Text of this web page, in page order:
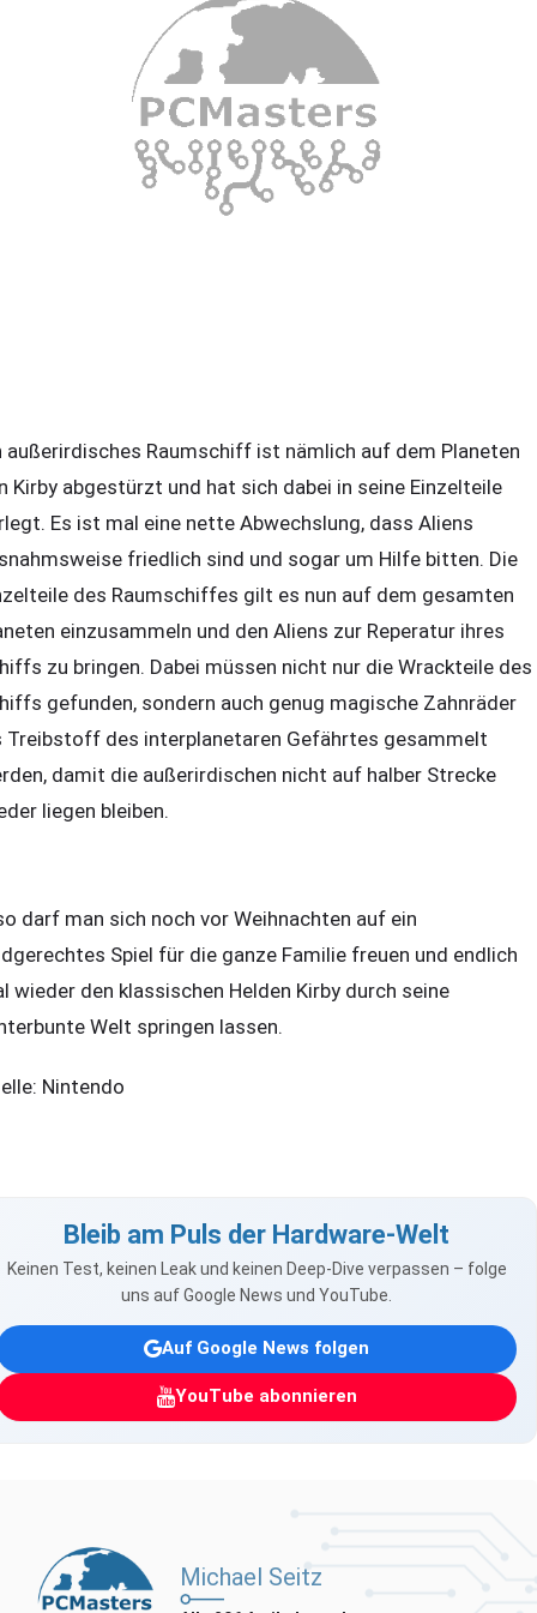
außerirdisches Raumschiff ist nämlich auf dem Planeten
Kirby abgestürzt und hat sich dabei in seine Einzelteile
Es ist mal eine nette Abwechslung, dass Aliens
friedlich sind und sogar um Hilfe bitten. Die
des Raumschiffes gilt es nun auf dem gesamten
einzusammeln und den Aliens zur Reperatur ihres
zu bringen. Dabei müssen nicht nur die Wrackteile des
gefunden, sondern auch genug magische Zahnräder
Treibstoff des interplanetaren Gefährtes gesammelt
damit die außerirdischen nicht auf halber Strecke
liegen bleiben.
darf man sich noch vor Weihnachten auf ein
Spiel für die ganze Familie freuen und endlich
wieder den klassischen Helden Kirby durch seine
Welt springen lassen.
Nintendo
Bleib am Puls der Hardware-Welt
Keinen Test, keinen Leak und keinen Deep-Dive verpassen – folge
uns auf Google News und YouTube.
Auf Google News folgen
YouTube abonnieren
Michael Seitz